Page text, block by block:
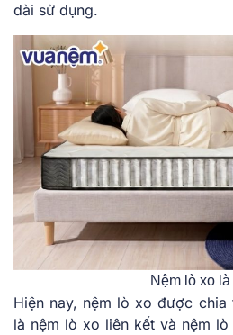
dài sử dụng.
Nệm lò xo
Hiện nay, nệm lò xo được chia
là nệm lò xo liên kết và nệm